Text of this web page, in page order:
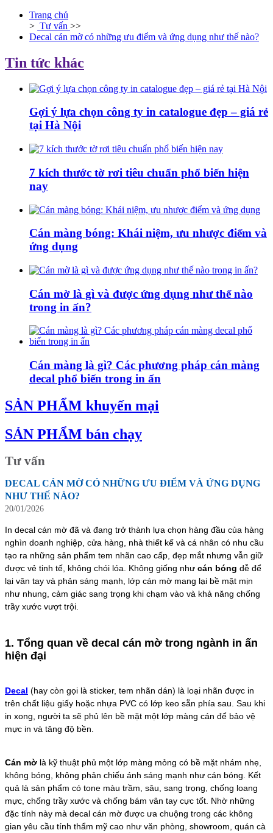
Trang chủ
> Tư vấn >>
Decal cán mờ có những ưu điểm và ứng dụng như thế nào?
Tin tức khác
Gợi ý lựa chọn công ty in catalogue đẹp – giá rẻ
tại Hà Nội
7 kích thước tờ rơi tiêu chuẩn phổ biến hiện
nay
Cán màng bóng: Khái niệm, ưu nhược điểm và
ứng dụng
Cán mờ là gì và được ứng dụng như thế nào
trong in ấn?
Cán màng là gì? Các phương pháp cán màng
decal phổ biến trong in ấn
SẢN PHẨM khuyến mại
SẢN PHẨM bán chạy
Tư vấn
DECAL CÁN MỜ CÓ NHỮNG ƯU ĐIỂM VÀ ỨNG DỤNG
NHƯ THẾ NÀO?
20/01/2026
In decal cán mờ đã và đang trở thành lựa chọn hàng đầu của hàng
nghìn doanh nghiệp, cửa hàng, nhà thiết kế và cá nhân có nhu cầu
tạo ra những sản phẩm tem nhãn cao cấp, đẹp mắt nhưng vẫn giữ
được vẻ tinh tế, không chói lóa. Không giống như cán bóng dễ để
lại vân tay và phản sáng mạnh, lớp cán mờ mang lại bề mặt mịn
như nhung, cảm giác sang trọng khi chạm vào và khả năng chống
trầy xước vượt trội.
1. Tổng quan về decal cán mờ trong ngành in ấn
hiện đại
Decal (hay còn gọi là sticker, tem nhãn dán) là loại nhãn được in
trên chất liệu giấy hoặc nhựa PVC có lớp keo sẵn phía sau. Sau khi
in xong, người ta sẽ phủ lên bề mặt một lớp màng cán để bảo vệ
mực in và tăng độ bền.
Cán mờ là kỹ thuật phủ một lớp màng mỏng có bề mặt nhám nhẹ,
không bóng, không phản chiếu ánh sáng mạnh như cán bóng. Kết
quả là sản phẩm có tone màu trầm, sâu, sang trọng, chống loang
mực, chống trầy xước và chống bám vân tay cực tốt. Nhờ những
đặc tính này mà decal cán mờ được ưa chuộng trong các không
gian yêu cầu tính thẩm mỹ cao như văn phòng, showroom, quán cà